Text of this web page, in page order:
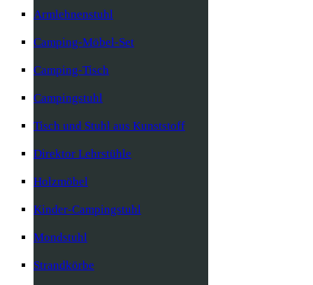
Armlehnenstuhl
Camping-Möbel-Set
Camping-Tisch
Campingstuhl
Tisch und Stuhl aus Kunststoff
Direktor Lehrstühle
Holzmöbel
Kinder-Campingstuhl
Mondstuhl
Strandkörbe